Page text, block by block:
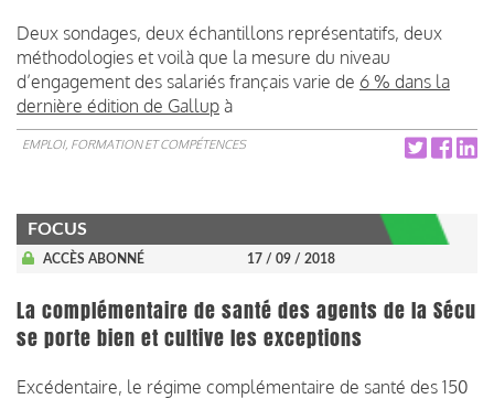
Deux sondages, deux échantillons représentatifs, deux
méthodologies et voilà que la mesure du niveau
d’engagement des salariés français varie de 6 % dans la
dernière édition de Gallup à
EMPLOI, FORMATION ET COMPÉTENCES
FOCUS
ACCÈS ABONNÉ 17 / 09 / 2018
La complémentaire de santé des agents de la Sécu
se porte bien et cultive les exceptions
Excédentaire, le régime complémentaire de santé des 150